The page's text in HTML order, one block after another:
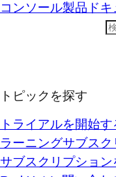
コンソール製品ドキ
トピックを探す
トライアルを開始す
ラーニングサブス
サブスクリプション